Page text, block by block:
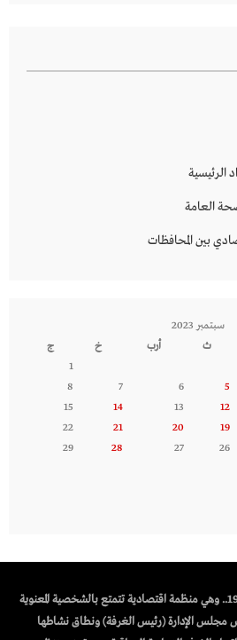
الرئيسية
العامة
بين المحافظات
سبتمبر 2023
ث أرب خ
ج
1
5
6
7
8
12
13
14
15
19
20
21
22
26
27
28
29
تأسست غرفة تجارة الموصل عام 1926.. وهي منظمة اقتصادية تتمتع بالشخصية المعنوية
مجلس الإدارة (رئيس الغرفة) ونطاق نشاطها